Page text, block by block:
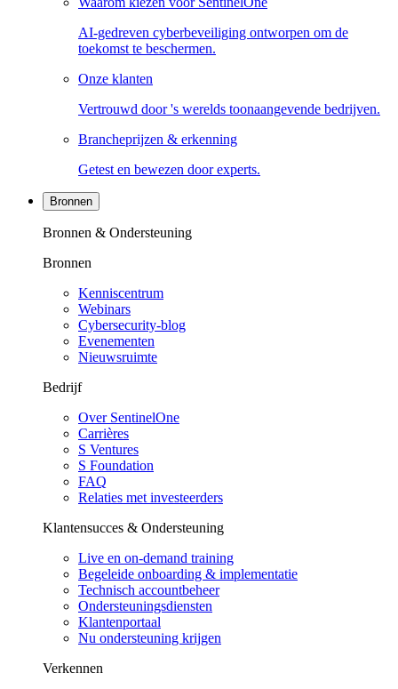
AI-gedreven cyberbeveiliging ontworpen om de
toekomst te beschermen.
Onze klanten
Vertrouwd door 's werelds toonaangevende bedrijven.
Brancheprijzen & erkenning
Getest en bewezen door experts.
Bronnen
Bronnen & Ondersteuning
Bronnen
Kenniscentrum
Webinars
Cybersecurity-blog
Evenementen
Nieuwsruimte
Bedrijf
Over SentinelOne
Carrières
S Ventures
S Foundation
FAQ
Relaties met investeerders
Klantensucces & Ondersteuning
Live en on-demand training
Begeleide onboarding & implementatie
Technisch accountbeheer
Ondersteuningsdiensten
Klantenportaal
Nu ondersteuning krijgen
Verkennen